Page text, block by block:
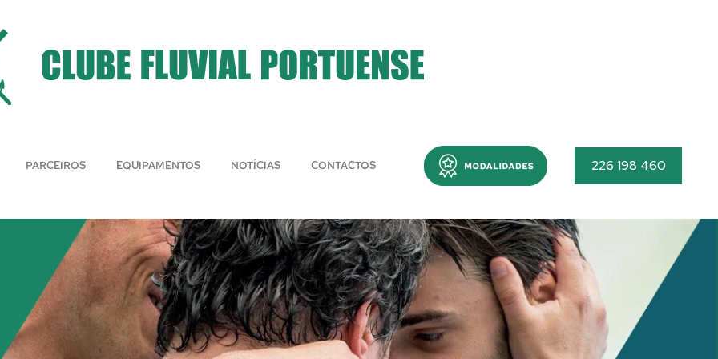
PARCEIROS EQUIPAMENTOS NOTÍCIAS CONTACTOS Menu 226 198 460